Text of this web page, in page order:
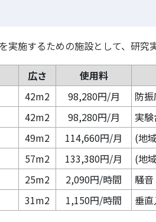
実施するための施設として、研究
広さ 使用料
42m2 98,280円/月
防
42m2 98,280円/月
実
49m2 114,660円/月
(地
57m2 133,380円/月
(地
25m2 2,090円/時間
騒
31m2 1,150円/時間 垂